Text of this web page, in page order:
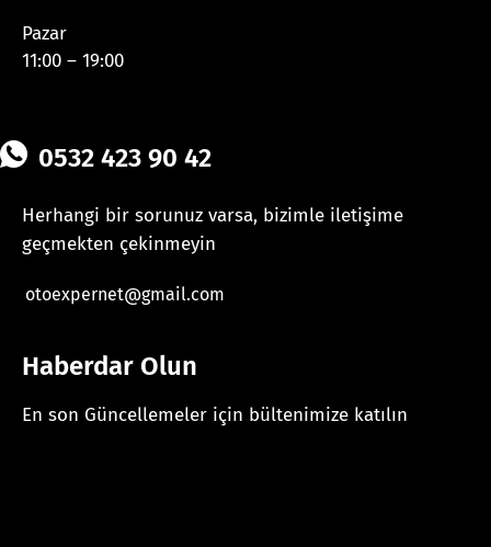
Pazar
11:00 – 19:00
0532 423 90 42
Herhangi bir sorunuz varsa, bizimle iletişime
geçmekten çekinmeyin
otoexpernet@gmail.com
Haberdar Olun
En son Güncellemeler için bültenimize katılın